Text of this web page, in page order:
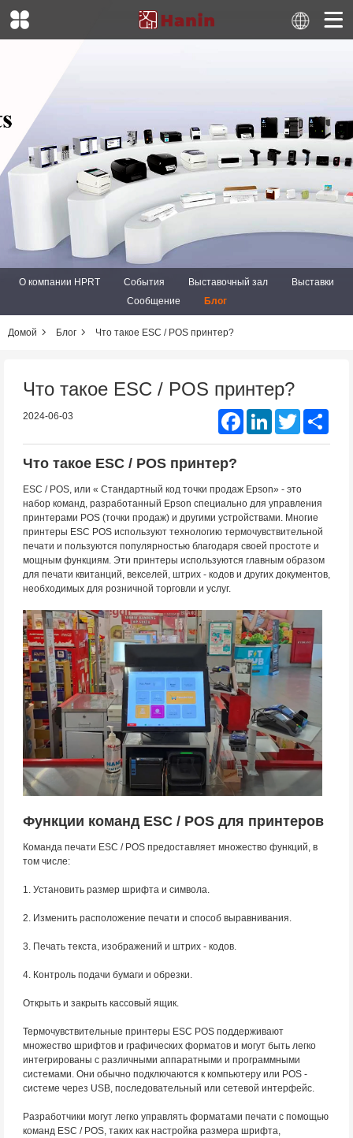
О компании HPRT События Выставочный зал
Выставки
Сообщение
Блог
Домой Блог Что такое ESC / POS принтер?
Что такое ESC / POS принтер?
2024-06-03 FacebookLinkedIn Twitter
Что такое ESC / POS принтер?
ESC / POS, или « Стандартный код точки продаж Epson» - это
набор команд, разработанный Epson специально для управления
принтерами POS (точки продаж) и другими устройствами. Многие
принтеры ESC POS используют технологию термочувствительной
печати и пользуются популярностью благодаря своей простоте и
мощным функциям. Эти принтеры используются главным образом
для печати квитанций, векселей, штрих - кодов и других документов,
необходимых для розничной торговли и услуг.
Функции команд ESC / POS для принтеров
Команда печати ESC / POS предоставляет множество функций, в
том числе:
1. Установить размер шрифта и символа.
2. Изменить расположение печати и способ выравнивания.
3. Печать текста, изображений и штрих - кодов.
4. Контроль подачи бумаги и обрезки.
Открыть и закрыть кассовый ящик.
Термочувствительные принтеры ESC POS поддерживают
множество шрифтов и графических форматов и могут быть легко
интегрированы с различными аппаратными и программными
системами. Они обычно подключаются к компьютеру или POS -
системе через USB, последовательный или сетевой интерфейс.
Разработчики могут легко управлять форматами печати с помощью
команд ESC / POS, таких как настройка размера шрифта,